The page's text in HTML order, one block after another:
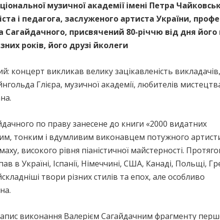
музичної академії імені Петра
і педагога, заслуженого артиста України,
Сагайдачного, присвячений 80-річчю від дня
років, його друзі йколеги
викликав велику зацікавленість викладачів,
Глієра, музичної академії, любителів
по праву занесене до книги «2000 видатних
тонким і вдумливим виконавцем потужного
високого рівня піаністичної майстерності.
в Україні, Іспанії, Німеччині, США, Канаді, Польщі,
твори різних стилів та епох, але особливо
виконання Валерієм Сагайдачним фрагменту